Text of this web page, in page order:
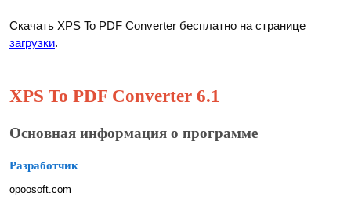
Скачать XPS To PDF Converter бесплатно на странице
загрузки.
XPS To PDF Converter 6.1
Основная информация о программе
Разработчик
opoosoft.com